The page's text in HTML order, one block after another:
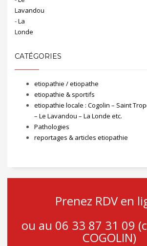
CATÉGORIES
etiopathie / etiopathe
etiopathie & sportifs
etiopathie locale : Cogolin – Saint
– Le Lavandou – La Londe etc.
Pathologies
reportages & articles etiopathie
Prenez RDV en
ou au 06 33 87 31 09
COGOLIN)